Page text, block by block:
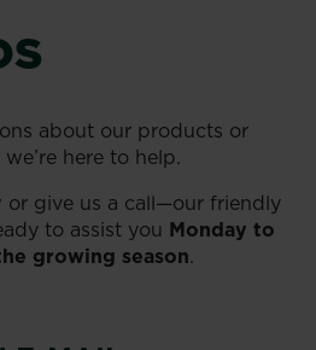
about our products or
here to help.
give us a call—our friendly
to assist you Monday to
growing season.